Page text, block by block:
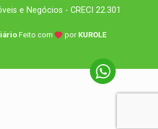
e Negócios - CRECI 22.301
Feito com por KUROLE